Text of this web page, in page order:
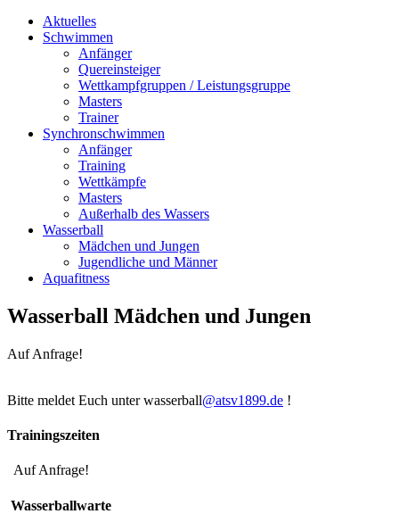
Aktuelles
Schwimmen
Anfänger
Quereinsteiger
Wettkampfgruppen / Leistungsgruppe
Masters
Trainer
Synchronschwimmen
Anfänger
Training
Wettkämpfe
Masters
Außerhalb des Wassers
Wasserball
Mädchen und Jungen
Jugendliche und Männer
Aquafitness
Wasserball Mädchen und Jungen
Auf Anfrage!
Bitte meldet Euch unter wasserball@atsv1899.de !
Trainingszeiten
Auf Anfrage!
Wasserballwarte